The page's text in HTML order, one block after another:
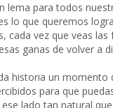
lema para todos
es lo que queremos
cada vez que veas
ganas de volver a
historia un momento
para que
lado tan natural